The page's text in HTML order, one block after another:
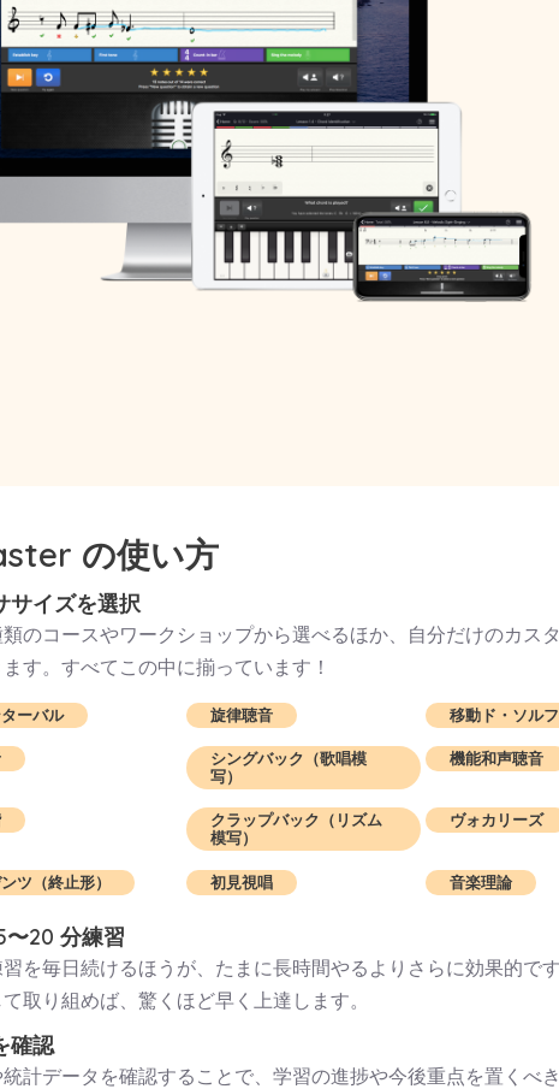
の使い方
サイズを選択
のコースやワークショップから選べるほか、自分だけのカス
す。すべてこの中に揃っています！
ーバル 旋律聴音 移動ド・ソル
シングバック（歌唱模
写）
機能和声聴音
クラップバック（リズム
模写）
ヴォカリーズ
ツ（終止形） 初見視唱 音楽理論
〜20 分練習
を毎日続けるほうが、たまに長時間やるよりさらに効果的です
取り組めば、驚くほど早く上達します。
確認
計データを確認することで、学習の進捗や今後重点を置くべ